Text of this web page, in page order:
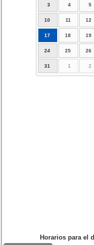
3 4 5
10 11 12
17 18 19
24 25 26
31 1 2
Horarios para el